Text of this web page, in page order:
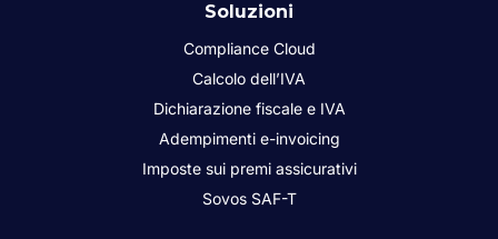
Soluzioni
Compliance Cloud
Calcolo dell’IVA
Dichiarazione fiscale e IVA
Adempimenti e-invoicing
Imposte sui premi assicurativi
Sovos SAF-T